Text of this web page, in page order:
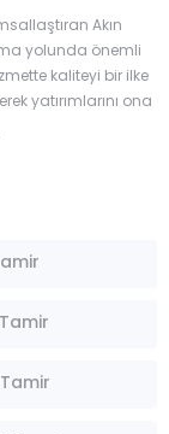
Akın
yolunda önemli
kaliteyi bir ilke
yatırımlarını ona